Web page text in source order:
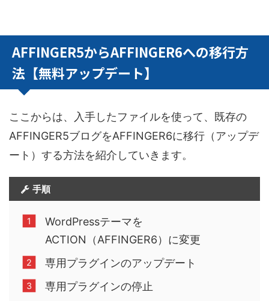
AFFINGER5からAFFINGER6への移行方
法【無料アップデート】
ここからは、入手したファイルを使って、既存の
AFFINGER5ブログをAFFINGER6に移行（アップデ
ート）する方法を紹介していきます。
手順
WordPressテーマを
ACTION（AFFINGER6）に変更
専用プラグインのアップデート
専用プラグインの停止